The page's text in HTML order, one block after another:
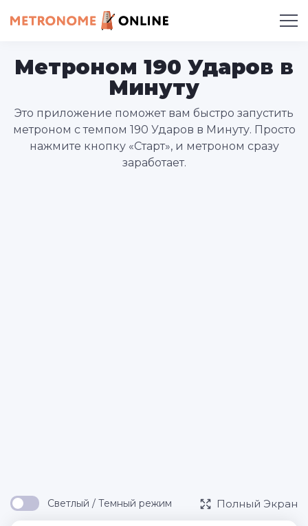
Метроном 190 Ударов в
Минуту
Это приложение поможет вам быстро запустить
метроном с темпом 190 Ударов в Минуту. Просто
нажмите кнопку «Старт», и метроном сразу
заработает.
Светлый / Темный режим Полный Экран